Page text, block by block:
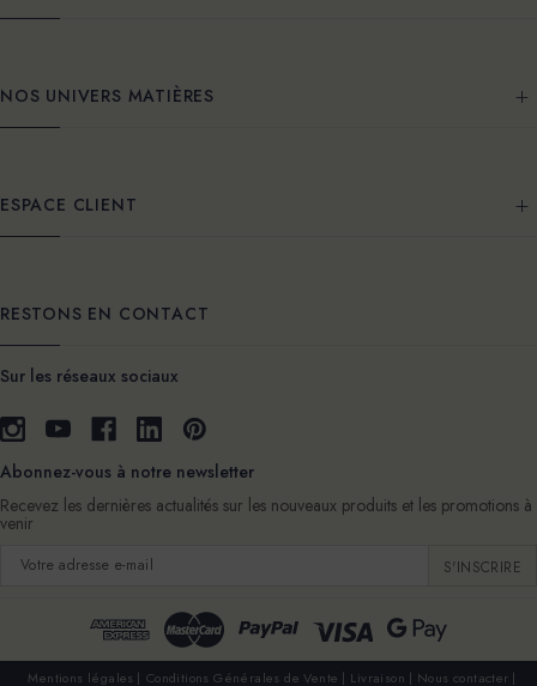
NOS UNIVERS MATIÈRES
ESPACE CLIENT
RESTONS EN CONTACT
Sur les réseaux sociaux
Abonnez-vous à notre newsletter
Recevez les dernières actualités sur les nouveaux produits et les promotions à
venir
Adresse
Mentions légales Conditions Générales de Vente Livraison Nous contacter